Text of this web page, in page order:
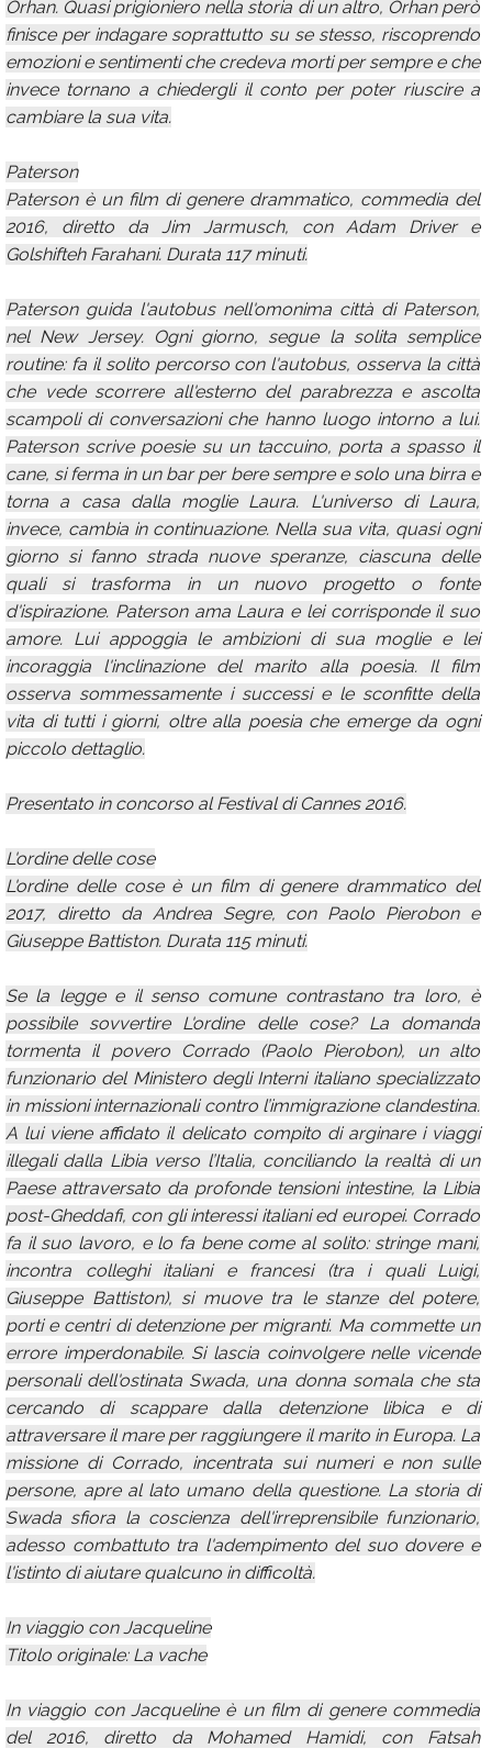
Orhan. Quasi prigioniero nella storia di un altro, Orhan però
finisce per indagare soprattutto su se stesso, riscoprendo
emozioni e sentimenti che credeva morti per sempre e che
invece tornano a chiedergli il conto per poter riuscire a
cambiare la sua vita.
Paterson
Paterson è un film di genere drammatico, commedia del
2016, diretto da Jim Jarmusch, con Adam Driver e
Golshifteh Farahani. Durata 117 minuti.
Paterson guida l'autobus nell'omonima città di Paterson,
nel New Jersey. Ogni giorno, segue la solita semplice
routine: fa il solito percorso con l'autobus, osserva la città
che vede scorrere all'esterno del parabrezza e ascolta
scampoli di conversazioni che hanno luogo intorno a lui.
Paterson scrive poesie su un taccuino, porta a spasso il
cane, si ferma in un bar per bere sempre e solo una birra e
torna a casa dalla moglie Laura. L'universo di Laura,
invece, cambia in continuazione. Nella sua vita, quasi ogni
giorno si fanno strada nuove speranze, ciascuna delle
quali si trasforma in un nuovo progetto o fonte
d'ispirazione. Paterson ama Laura e lei corrisponde il suo
amore. Lui appoggia le ambizioni di sua moglie e lei
incoraggia l'inclinazione del marito alla poesia. Il film
osserva sommessamente i successi e le sconfitte della
vita di tutti i giorni, oltre alla poesia che emerge da ogni
piccolo dettaglio.
Presentato in concorso al Festival di Cannes 2016.
L'ordine delle cose
L'ordine delle cose è un film di genere drammatico del
2017, diretto da Andrea Segre, con Paolo Pierobon e
Giuseppe Battiston. Durata 115 minuti.
Se la legge e il senso comune contrastano tra loro, è
possibile sovvertire L'ordine delle cose? La domanda
tormenta il povero Corrado (Paolo Pierobon), un alto
funzionario del Ministero degli Interni italiano specializzato
in missioni internazionali contro l’immigrazione clandestina.
A lui viene affidato il delicato compito di arginare i viaggi
illegali dalla Libia verso l’Italia, conciliando la realtà di un
Paese attraversato da profonde tensioni intestine, la Libia
post-Gheddafi, con gli interessi italiani ed europei. Corrado
fa il suo lavoro, e lo fa bene come al solito: stringe mani,
incontra colleghi italiani e francesi (tra i quali Luigi,
Giuseppe Battiston), si muove tra le stanze del potere,
porti e centri di detenzione per migranti. Ma commette un
errore imperdonabile. Si lascia coinvolgere nelle vicende
personali dell'ostinata Swada, una donna somala che sta
cercando di scappare dalla detenzione libica e di
attraversare il mare per raggiungere il marito in Europa. La
missione di Corrado, incentrata sui numeri e non sulle
persone, apre al lato umano della questione. La storia di
Swada sfiora la coscienza dell'irreprensibile funzionario,
adesso combattuto tra l'adempimento del suo dovere e
l'istinto di aiutare qualcuno in difficoltà.
In viaggio con Jacqueline
Titolo originale: La vache
In viaggio con Jacqueline è un film di genere commedia
del 2016, diretto da Mohamed Hamidi, con Fatsah